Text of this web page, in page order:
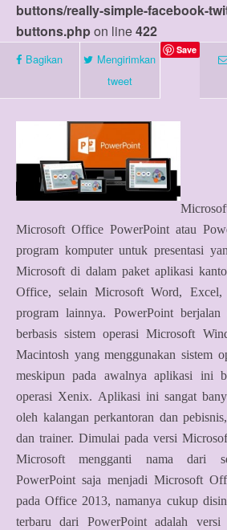
buttons/really-simple-facebook-
buttons.phpon line422
Bagikan
Mengirimkan
tweet
Save
Microsoft Office PowerPoint atau
program komputer untuk presentasi
Microsoft di dalam paket aplikasi
Office, selain Microsoft Word, Excel,
program lainnya. PowerPoint
berbasis sistem operasi Microsoft
Macintosh yang menggunakan sistem
meskipun pada awalnya aplikasi ini
operasi Xenix. Aplikasi ini sangat
oleh kalangan perkantoran dan
dan trainer. Dimulai pada versi
Microsoft mengganti nama dari
PowerPoint saja menjadi Microsoft
pada Office 2013, namanya cukup
terbaru dari PowerPoint adalah